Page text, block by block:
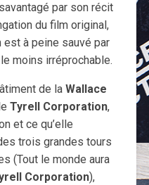
par son récit
du film original,
à peine sauvé par
moins irréprochable.
de la Wallace
Tyrell Corporation,
et ce qu’elle
trois grandes tours
(Tout le monde aura
Corporation),